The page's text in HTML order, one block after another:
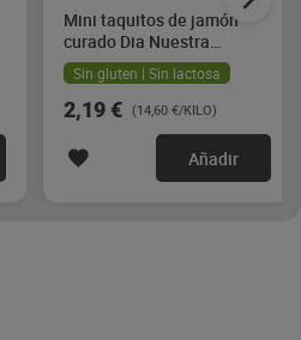
Mini taquitos de jamón
curado Dia Nuestra
Alacena 2 x 75 g
Sin gluten | Sin lactosa
2,19 € (14,60 €/KILO)
Añadir